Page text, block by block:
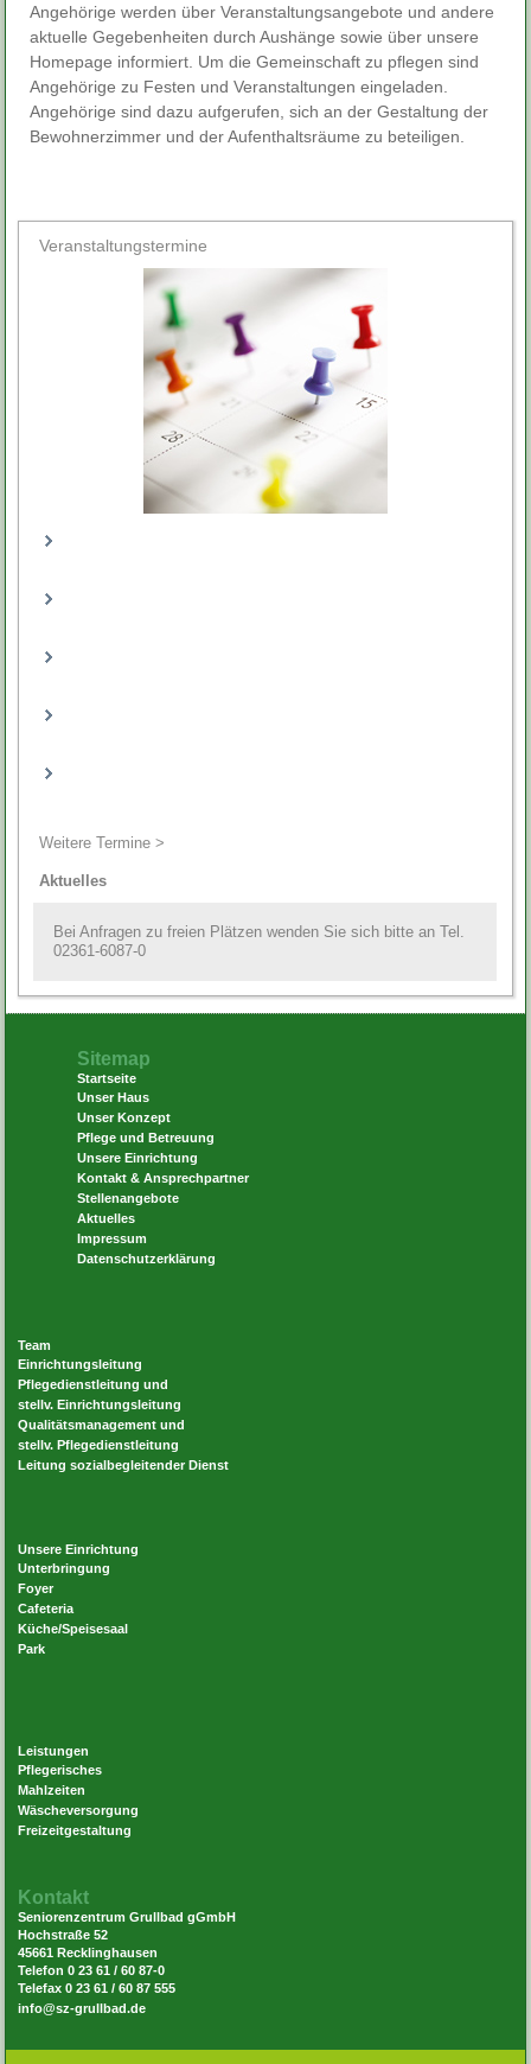
Angehörige werden über Veranstaltungsangebote und andere
aktuelle Gegebenheiten durch Aushänge sowie über unsere
Homepage informiert. Um die Gemeinschaft zu pflegen sind
Angehörige zu Festen und Veranstaltungen eingeladen.
Angehörige sind dazu aufgerufen, sich an der Gestaltung der
Bewohnerzimmer und der Aufenthaltsräume zu beteiligen.
Veranstaltungstermine
Weitere Termine >
Aktuelles
Bei Anfragen zu freien Plätzen wenden Sie sich bitte an Tel.
02361-6087-0
Sitemap
Startseite
Unser Haus
Unser Konzept
Pflege und Betreuung
Unsere Einrichtung
Kontakt & Ansprechpartner
Stellenangebote
Aktuelles
Impressum
Datenschutzerklärung
Team
Einrichtungsleitung
Pflegedienstleitung und
stellv. Einrichtungsleitung
Qualitätsmanagement und
stellv. Pflegedienstleitung
Leitung sozialbegleitender Dienst
Unsere Einrichtung
Unterbringung
Foyer
Cafeteria
Küche/Speisesaal
Park
Leistungen
Pflegerisches
Mahlzeiten
Wäscheversorgung
Freizeitgestaltung
Kontakt
Seniorenzentrum Grullbad gGmbH
Hochstraße 52
45661 Recklinghausen
Telefon 0 23 61 / 60 87-0
Telefax 0 23 61 / 60 87 555
info@sz-grullbad.de